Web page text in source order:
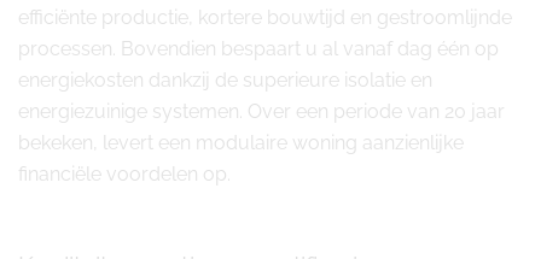
efficiënte productie, kortere bouwtijd en gestroomlijnde
processen. Bovendien bespaart u al vanaf dag één op
energiekosten dankzij de superieure isolatie en
energiezuinige systemen. Over een periode van 20 jaar
bekeken, levert een modulaire woning aanzienlijke
financiële voordelen op.